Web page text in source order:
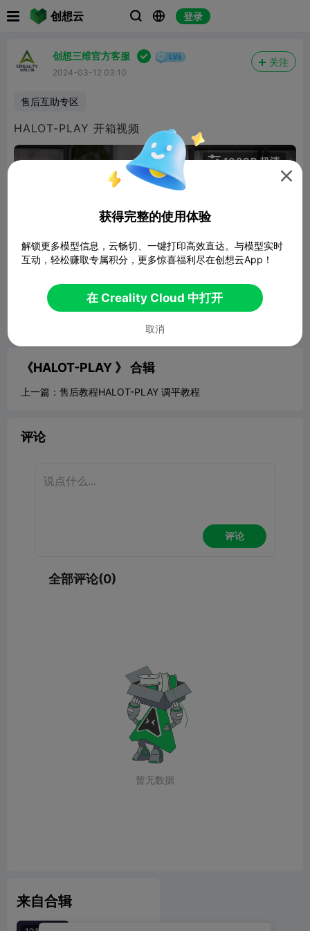
创想云   登录
创想三维官方客服 
2024-03-12 03:10
关注
售后互助专区
HALOT-PLAY 开箱视频

1080P 超清
《HALOT-PLAY 》 合辑
上一篇： 售后教程HALOT-PLAY 调平教程
评论
评论
全部评论(0)
暂无数据
来自合辑

获得完整的使用体验
解锁更多模型信息，云畅切、一键打印高效直达。与模型实时
互动，轻松赚取专属积分，更多惊喜福利尽在创想云App！
在 Creality Cloud 中打开
取消